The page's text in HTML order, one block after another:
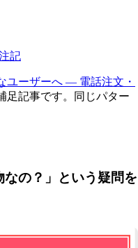
記
ユーザーへ — 電話注文・
足記事です。同じパター
の？」という疑問を